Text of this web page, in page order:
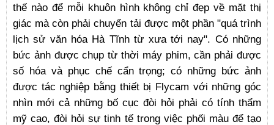
thế nào để mỗi khuôn hình không chỉ đẹp về mặt thị
giác mà còn phải chuyển tải được một phần "quá trình
lịch sử văn hóa Hà Tĩnh từ xưa tới nay". Có những
bức ảnh được chụp từ thời máy phim, cần phải được
số hóa và phục chế cẩn trọng; có những bức ảnh
được tác nghiệp bằng thiết bị Flycam với những góc
nhìn mới cả những bố cục đòi hỏi phải có tính thẩm
mỹ cao, đòi hỏi sự tinh tế trong việc phối màu để tạo